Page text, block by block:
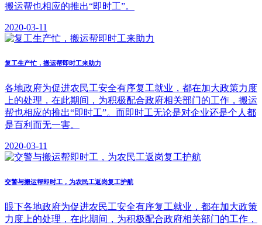
搬运帮也相应的推出“即时工”。
2020-03-11
复工生产忙，搬运帮即时工来助力
各地政府为促进农民工安全有序复工就业，都在加大政策力度
上的处理，在此期间，为积极配合政府相关部门的工作，搬运
帮也相应的推出“即时工”。而即时工无论是对企业还是个人都
是百利而无一害。
2020-03-11
交警与搬运帮即时工，为农民工返岗复工护航
眼下各地政府为促进农民工安全有序复工就业，都在加大政策
力度上的处理，在此期间，为积极配合政府相关部门的工作，